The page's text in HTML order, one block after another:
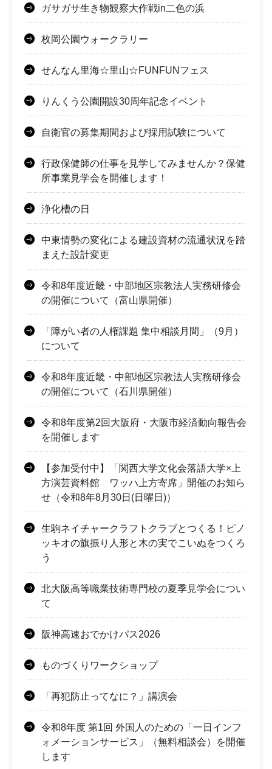
ガサガサ生き物観察大作戦in二色の浜
枚岡公園ウォークラリー
せんなん里海☆里山☆FUNFUNフェス
りんくう公園開設30周年記念イベント
自衛官の募集期間および採用試験について
行政保健師の仕事を見学してみませんか？保健
所事業見学会を開催します！
浄化槽の日
中東情勢の変化による建設資材の流通状況を踏
まえた設計変更
令和8年度近畿・中部地区宗教法人実務研修会
の開催について（富山県開催）
「障がい者の人権課題 集中相談月間」（9月）
について
令和8年度近畿・中部地区宗教法人実務研修会
の開催について（石川県開催）
令和8年度第2回大阪府・大阪市経済動向報告会
を開催します
【参加受付中】「関西大学文化会落語大学×上
方演芸資料館 ワッハ上方寄席」開催のお知ら
せ（令和8年8月30日(日曜日)）
生駒ネイチャークラフトクラブとつくる！ピノ
ッキオの旗振り人形と木の実でこいぬをつくろ
う
北大阪高等職業技術専門校の夏季見学会につい
て
阪神高速おでかけパス2026
ものづくりワークショップ
「再犯防止ってなに？」講演会
令和8年度 第1回 外国人のための「一日インフ
ォメーションサービス」（無料相談会）を開催
します